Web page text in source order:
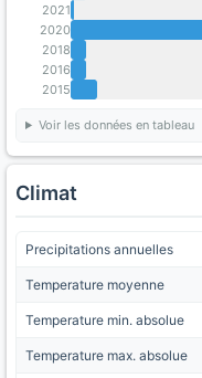
2021
2020
2018
2016
2015
Voir les données en tableau
Climat
Precipitations annuelles
Temperature moyenne
Temperature min. absolue
Temperature max. absolue